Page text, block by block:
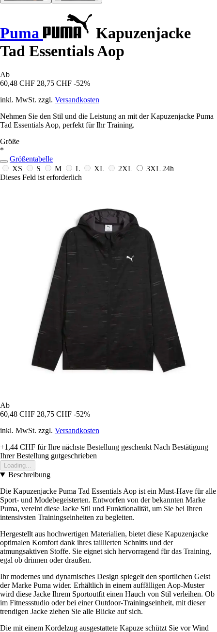
Puma
Kapuzenjacke
Tad Essentials Aop
Ab
60,48 CHF 28,75 CHF -52%
inkl. MwSt. zzgl. Versandkosten
Nehmen Sie den Stil und die Leistung an mit der Kapuzenjacke Puma
Tad Essentials Aop, perfekt für Ihr Training.
Größe
*
Größentabelle
XS
S M L XL 2XL 3XL 24h
Dieses Feld ist erforderlich
Ab
60,48 CHF 28,75 CHF -52%
inkl. MwSt. zzgl. Versandkosten
+1,44 CHF für Ihre nächste Bestellung geschenkt Nach Bestätigung
Ihrer Bestellung gutgeschrieben
Loading...
Beschreibung
Die Kapuzenjacke Puma Tad Essentials Aop ist ein Must-Have für alle
Sport- und Modebegeisterten. Entworfen von der bekannten Marke
Puma, vereint diese Jacke Stil und Funktionalität, um Sie bei Ihren
intensivsten Trainingseinheiten zu begleiten.
Hergestellt aus hochwertigen Materialien, bietet diese Kapuzenjacke
optimalen Komfort dank ihres taillierten Schnitts und der
atmungsaktiven Stoffe. Sie eignet sich hervorragend für das Training,
egal ob drinnen oder draußen.
Ihr modernes und dynamisches Design spiegelt den sportlichen Geist
der Marke Puma wider. Erhältlich in einem auffälligen Aop-Muster
wird diese Jacke Ihrem Sportoutfit einen Hauch von Stil verleihen. Ob
im Fitnessstudio oder bei einer Outdoor-Trainingseinheit, mit dieser
trendigen Jacke ziehen Sie alle Blicke auf sich.
Die mit einem Kordelzug ausgestattete Kapuze schützt Sie vor Wind